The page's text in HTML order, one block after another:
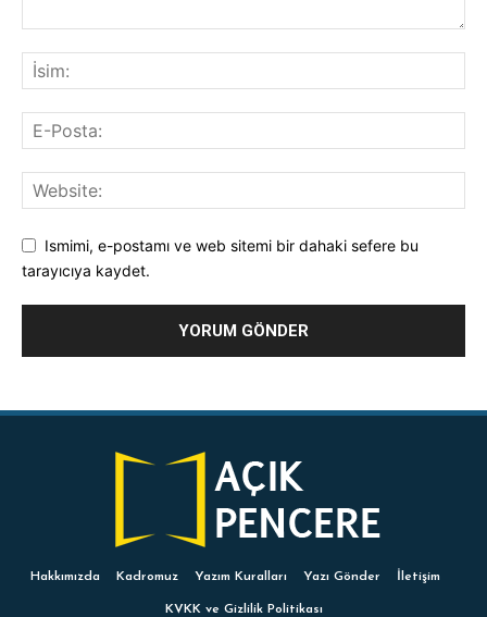
Ismimi, e-postamı ve web sitemi bir dahaki sefere bu
tarayıcıya kaydet.
Hakkımızda Kadromuz Yazım Kuralları Yazı Gönder İletişim
KVKK ve Gizlilik Politikası